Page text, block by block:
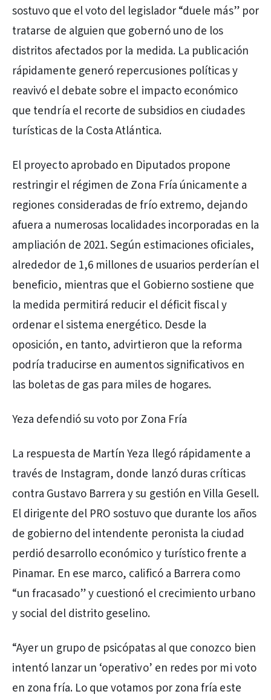
sostuvo que el voto del legislador “duele más” por
tratarse de alguien que gobernó uno de los
distritos afectados por la medida. La publicación
rápidamente generó repercusiones políticas y
reavivó el debate sobre el impacto económico
que tendría el recorte de subsidios en ciudades
turísticas de la Costa Atlántica.
El proyecto aprobado en Diputados propone
restringir el régimen de Zona Fría únicamente a
regiones consideradas de frío extremo, dejando
afuera a numerosas localidades incorporadas en la
ampliación de 2021. Según estimaciones oficiales,
alrededor de 1,6 millones de usuarios perderían el
beneficio, mientras que el Gobierno sostiene que
la medida permitirá reducir el déficit fiscal y
ordenar el sistema energético. Desde la
oposición, en tanto, advirtieron que la reforma
podría traducirse en aumentos significativos en
las boletas de gas para miles de hogares.
Yeza defendió su voto por Zona Fría
La respuesta de Martín Yeza llegó rápidamente a
través de Instagram, donde lanzó duras críticas
contra Gustavo Barrera y su gestión en Villa Gesell.
El dirigente del PRO sostuvo que durante los años
de gobierno del intendente peronista la ciudad
perdió desarrollo económico y turístico frente a
Pinamar. En ese marco, calificó a Barrera como
“un fracasado” y cuestionó el crecimiento urbano
y social del distrito geselino.
“Ayer un grupo de psicópatas al que conozco bien
intentó lanzar un ‘operativo’ en redes por mi voto
en zona fría. Lo que votamos por zona fría este